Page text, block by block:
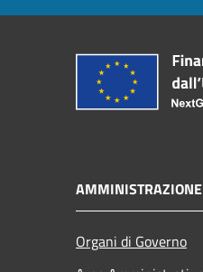
AMMINISTRAZIONE
Organi di Governo